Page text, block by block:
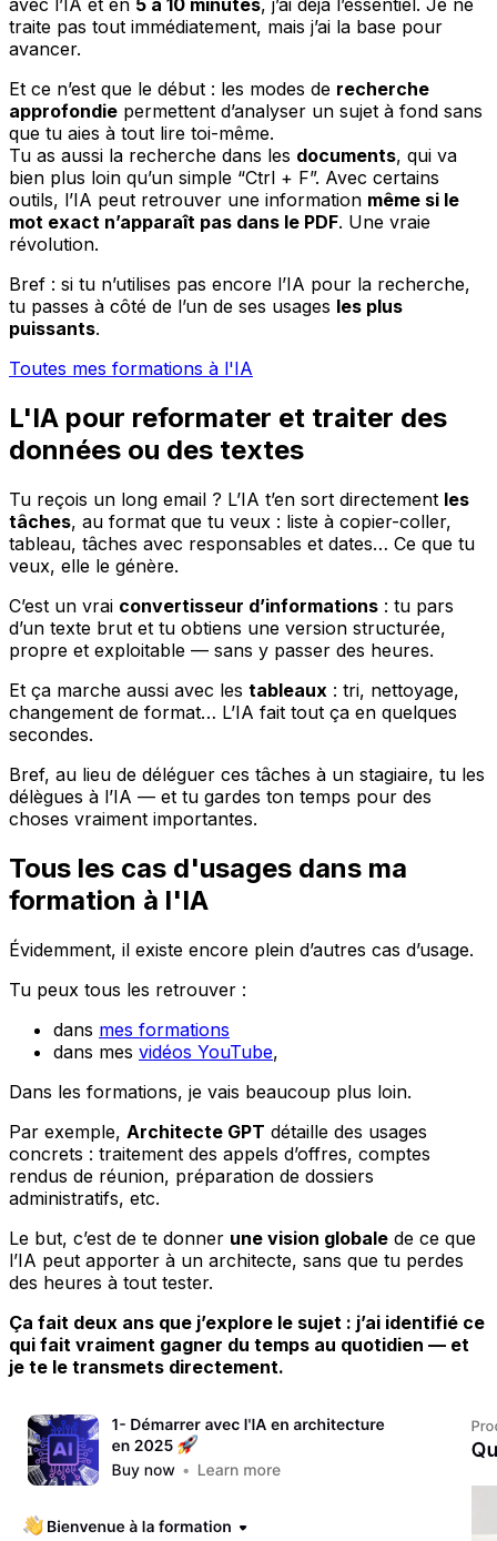
avec l’IA et en 5 à 10 minutes, j’ai déjà l’essentiel. Je ne
traite pas tout immédiatement, mais j’ai la base pour
avancer.
Et ce n’est que le début : les modes de recherche
approfondie permettent d’analyser un sujet à fond sans
que tu aies à tout lire toi-même.
Tu as aussi la recherche dans les documents, qui va
bien plus loin qu’un simple “Ctrl + F”. Avec certains
outils, l’IA peut retrouver une information même si le
mot exact n’apparaît pas dans le PDF. Une vraie
révolution.
Bref : si tu n’utilises pas encore l’IA pour la recherche,
tu passes à côté de l’un de ses usages les plus
puissants.
Toutes mes formations à l'IA
L'IA pour reformater et traiter des
données ou des textes
Tu reçois un long email ? L’IA t’en sort directement les
tâches, au format que tu veux : liste à copier-coller,
tableau, tâches avec responsables et dates… Ce que tu
veux, elle le génère.
C’est un vrai convertisseur d’informations : tu pars
d’un texte brut et tu obtiens une version structurée,
propre et exploitable — sans y passer des heures.
Et ça marche aussi avec les tableaux : tri, nettoyage,
changement de format… L’IA fait tout ça en quelques
secondes.
Bref, au lieu de déléguer ces tâches à un stagiaire, tu les
délègues à l’IA — et tu gardes ton temps pour des
choses vraiment importantes.
Tous les cas d'usages dans ma
formation à l'IA
Évidemment, il existe encore plein d’autres cas d’usage.
Tu peux tous les retrouver :
dans mes formations
dans mes vidéos YouTube,
Dans les formations, je vais beaucoup plus loin.
Par exemple, Architecte GPT détaille des usages
concrets : traitement des appels d’offres, comptes
rendus de réunion, préparation de dossiers
administratifs, etc.
Le but, c’est de te donner une vision globale de ce que
l’IA peut apporter à un architecte, sans que tu perdes
des heures à tout tester.
Ça fait deux ans que j’explore le sujet : j’ai identifié ce
qui fait vraiment gagner du temps au quotidien — et
je te le transmets directement.